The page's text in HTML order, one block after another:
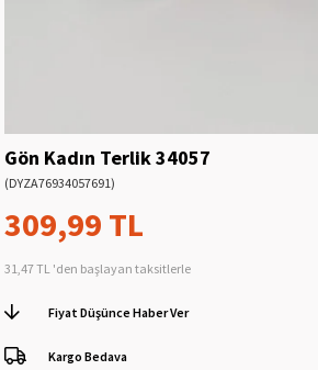
Gön Kadın Terlik 34057
(DYZA76934057691)
309,99 TL
31,47 TL 'den başlayan taksitlerle
Fiyat Düşünce Haber Ver
Kargo Bedava